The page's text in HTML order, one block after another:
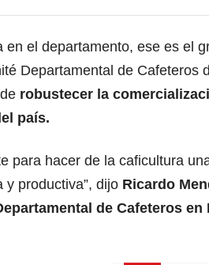
en el departamento, ese es el
Departamental de Cafeteros
robustecer la
país.
para hacer de la caficultura
y productiva”, dijo Ricardo
de Cafeteros en